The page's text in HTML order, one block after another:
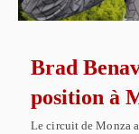
Brad
position à
Le circuit de Monza